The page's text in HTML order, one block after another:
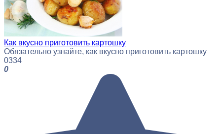
Как вкусно приготовить картошку
Обязательно узнайте, как вкусно приготовить картошку
0334
0